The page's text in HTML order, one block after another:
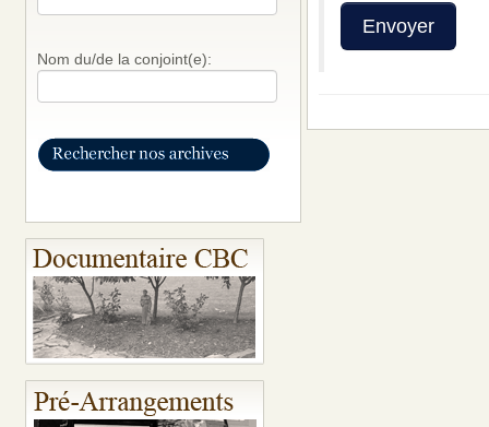
Nom du/de la conjoint(e):